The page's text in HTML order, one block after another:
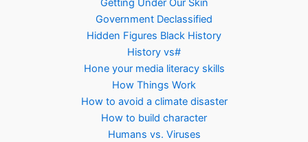
Getting Under Our Skin
Government Declassified
Hidden Figures Black History
History vs#
Hone your media literacy skills
How Things Work
How to avoid a climate disaster
How to build character
Humans vs. Viruses